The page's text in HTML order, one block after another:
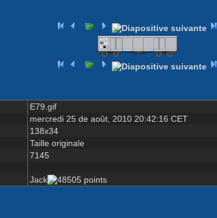
E79.gif
mercredi 25 de août, 2010 20:42:16 CET
138x34
Taille originale
7145
Jack